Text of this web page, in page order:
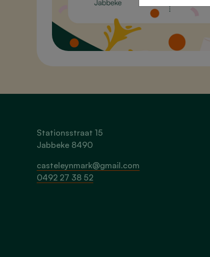
Stationsstraat 15
Jabbeke 8490
casteleynmark@gmail.com
0492 27 38 52